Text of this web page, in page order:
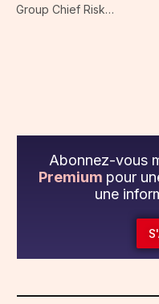
Group Chief Risk…
Abonnez-vous
Premium pour
une